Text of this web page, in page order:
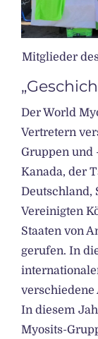
Mitglieder
Der World
Vertretern
Gruppen und
Kanada, der
Deutschland,
Vereinigten
Staaten von
gerufen. In
verschiedene
In diesem
Myosits-